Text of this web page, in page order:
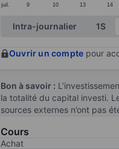
juil. 9 10 13 14
End of interactive chart.
Intra-journalier 1S
Ouvrir un compte pour
Bon à savoir :
la totalité du capital investi.
sources externes n’ont pas
Cours
Achat